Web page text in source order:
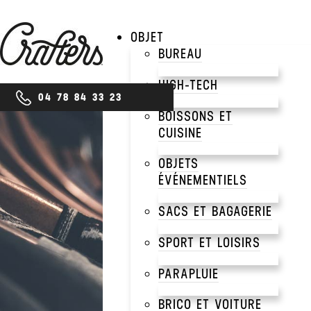
04 78 84 33 23
OBJET
BUREAU
HIGH-TECH
BOISSONS ET
CUISINE
OBJETS
ÉVÉNEMENTIELS
SACS ET BAGAGERIE
SPORT ET LOISIRS
PARAPLUIE
BRICO ET VOITURE
PRODUITS